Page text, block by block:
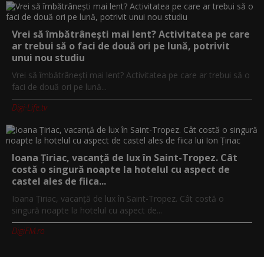
Vrei să îmbătrânești mai lent? Activitatea pe care
ar trebui să o faci de două ori pe lună, potrivit
unui nou studiu
Vrei să îmbătrânești mai lent? Activitatea pe care ar trebui să o
faci de două ori pe lună...
Digi-Life.tv
Ioana Țiriac, vacanță de lux în Saint-Tropez. Cât
costă o singură noapte la hotelul cu aspect de
castel ales de fiica...
Ioana Țiriac, vacanță de lux în Saint-Tropez. Cât costă o
singură noapte la hotelul cu aspect de...
DigiFM.ro